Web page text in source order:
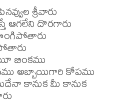
శ్రీవారు
ఆగలేని దొరగారు
బింకము
అబ్బాయిగారి కోపము
కానుక మీ కానుక